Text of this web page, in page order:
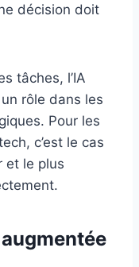
décision doit
tâches, l’IA
rôle dans les
Pour les
c’est le cas
et le plus